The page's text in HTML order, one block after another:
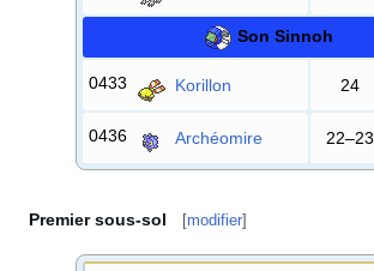
Son Sinnoh
0433 Korillon 24
0436 Archéomire 22–23
Premier sous-sol [modifier]